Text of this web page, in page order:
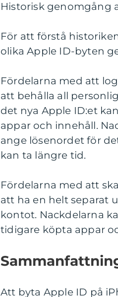
Historisk genomgång
För att förstå
olika Apple ID-byten
Fördelarna med att
att behålla all
det nya Apple ID:et
appar och innehåll.
ange lösenordet för
kan ta längre tid.
Fördelarna med att
att ha en helt separat
kontot. Nackdelarna
tidigare köpta appar
Att byta Apple ID på